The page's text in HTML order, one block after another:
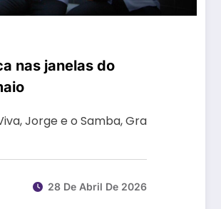
nas janelas do
Jorge e o Samba, Gra
28 De Abril De 2026